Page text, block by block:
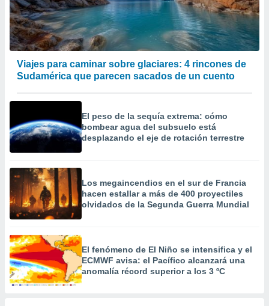
Viajes para caminar sobre glaciares: 4 rincones de
Sudamérica que parecen sacados de un cuento
El peso de la sequía extrema: cómo
bombear agua del subsuelo está
desplazando el eje de rotación terrestre
Los megaincendios en el sur de Francia
hacen estallar a más de 400 proyectiles
olvidados de la Segunda Guerra Mundial
El fenómeno de El Niño se intensifica y el
ECMWF avisa: el Pacífico alcanzará una
anomalía récord superior a los 3 ºC